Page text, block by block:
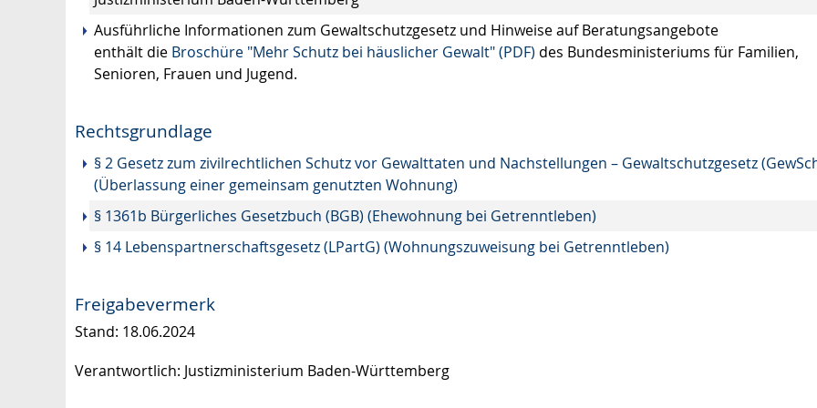
Ausführliche Informationen zum Gewaltschutzgesetz und Hinweise auf Beratungsangebote
enthält die Broschüre "Mehr Schutz bei häuslicher Gewalt" (PDF) des Bundesministeriums für Familien,
Senioren, Frauen und Jugend.
Rechtsgrundlage
§ 2 Gesetz zum zivilrechtlichen Schutz vor Gewalttaten und Nachstellungen – Gewaltschutzgesetz
(Überlassung einer gemeinsam genutzten Wohnung)
§ 1361b Bürgerliches Gesetzbuch (BGB) (Ehewohnung bei Getrenntleben)
§ 14 Lebenspartnerschaftsgesetz (LPartG) (Wohnungszuweisung bei Getrenntleben)
Freigabevermerk
Stand: 18.06.2024
Verantwortlich: Justizministerium Baden-Württemberg